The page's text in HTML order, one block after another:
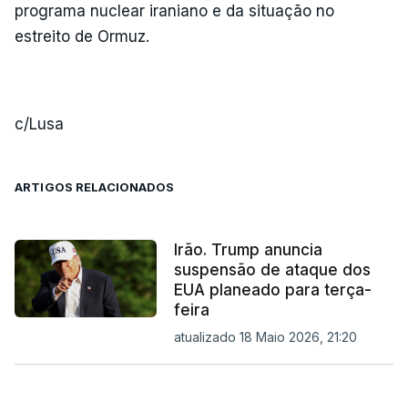
programa nuclear iraniano e da situação no
estreito de Ormuz.
c/Lusa
ARTIGOS RELACIONADOS
Irão. Trump anuncia
suspensão de ataque dos
EUA planeado para terça-
feira
atualizado 18 Maio 2026, 21:20